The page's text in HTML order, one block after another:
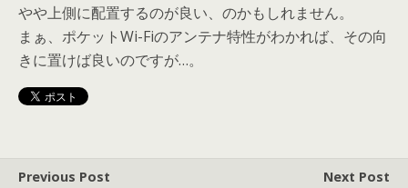
やや上側に配置するのが良い、のかもしれません。
まぁ、ポケットWi-Fiのアンテナ特性がわかれば、その向
きに置けば良いのですが…。
Previous Post Next Post